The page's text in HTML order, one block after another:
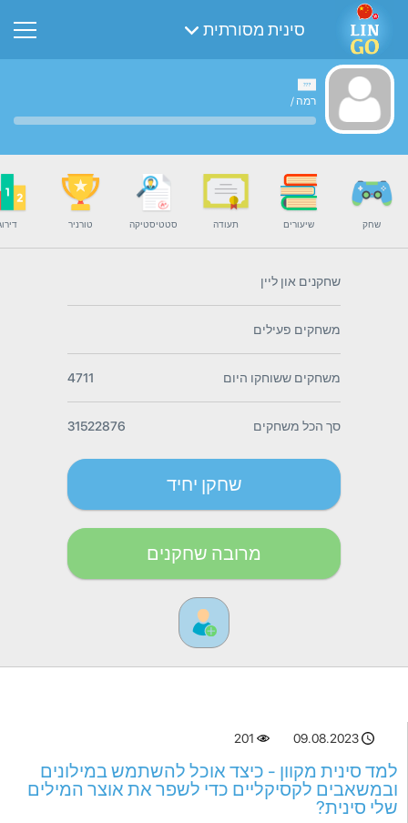
סינית מסורתית
רמה /
שחק שיעורים תעודה סטטיסטיקה טורניר
שחקנים און ליין
משחקים פעילים
משחקים ששוחקו היום 4711
סך הכל משחקים 31522876
שחקן יחיד
מרובה שחקנים
09.08.2023
201
למד סינית מקוון - כיצד אוכל להשתמש במילונים
ובמשאבים לקסיקליים כדי לשפר את אוצר המילים
שלי סינית?